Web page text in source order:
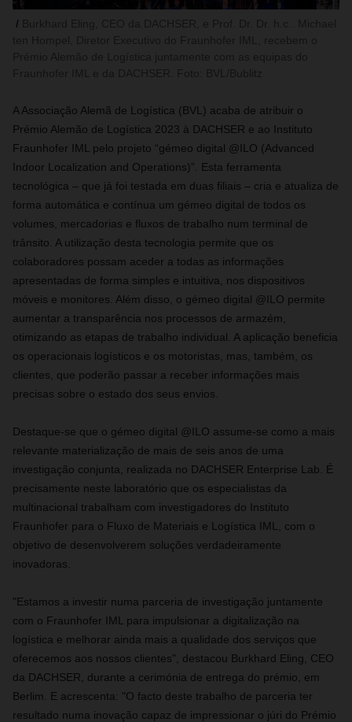
A Associação Alemã de Logística (BVL) acaba de atribuir o
Prémio Alemão de Logística 2023 à DACHSER e ao Instituto
Fraunhofer IML pelo projeto “gémeo digital @ILO (Advanced
Indoor Localization and Operations)”. Esta ferramenta
tecnológica – que já foi testada em duas filiais – cria e atualiza de
forma automática e contínua um gémeo digital de todos os
volumes, mercadorias e fluxos de trabalho num terminal de
trânsito. A utilização desta tecnologia permite que os
colaboradores possam aceder a todas as informações
apresentadas de forma simples e intuitiva, nos dispositivos
móveis e monitores. Além disso, o gémeo digital @ILO permite
aumentar a transparência nos processos de armazém,
otimizando as etapas de trabalho individual. A aplicação beneficia
os operacionais logísticos e os motoristas, mas, também, os
clientes, que poderão passar a receber informações mais
precisas sobre o estado dos seus envios.
Destaque-se que o gémeo digital @ILO assume-se como a mais
relevante materialização de mais de seis anos de uma
investigação conjunta, realizada no DACHSER Enterprise Lab. É
precisamente neste laboratório que os especialistas da
multinacional trabalham com investigadores do Instituto
Fraunhofer para o Fluxo de Materiais e Logística IML, com o
objetivo de desenvolverem soluções verdadeiramente
inovadoras.
"Estamos a investir numa parceria de investigação juntamente
com o Fraunhofer IML para impulsionar a digitalização na
logística e melhorar ainda mais a qualidade dos serviços que
oferecemos aos nossos clientes", destacou Burkhard Eling, CEO
da DACHSER, durante a cerimónia de entrega do prémio, em
Berlim. E acrescenta: "O facto deste trabalho de parceria ter
resultado numa inovação capaz de impressionar o júri do Prémio